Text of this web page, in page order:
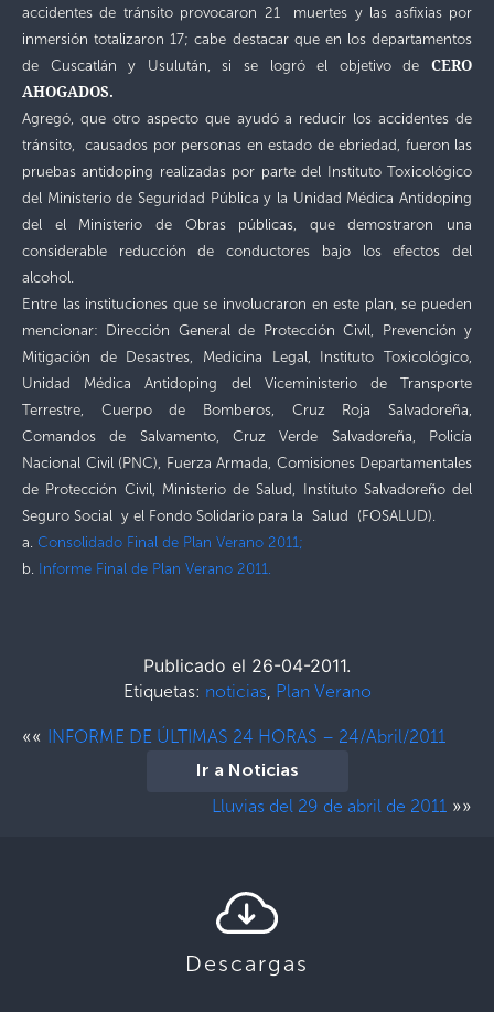
accidentes de tránsito provocaron 21 muertes y las asfixias por
inmersión totalizaron 17; cabe destacar que en los departamentos
de Cuscatlán y Usulután, si se logró el objetivo de CERO
AHOGADOS.
Agregó, que otro aspecto que ayudó a reducir los accidentes de
tránsito, causados por personas en estado de ebriedad, fueron las
pruebas antidoping realizadas por parte del Instituto Toxicológico
del Ministerio de Seguridad Pública y la Unidad Médica Antidoping
del el Ministerio de Obras públicas, que demostraron una
considerable reducción de conductores bajo los efectos del
alcohol.
Entre las instituciones que se involucraron en este plan, se pueden
mencionar: Dirección General de Protección Civil, Prevención y
Mitigación de Desastres, Medicina Legal, Instituto Toxicológico,
Unidad Médica Antidoping del Viceministerio de Transporte
Terrestre, Cuerpo de Bomberos, Cruz Roja Salvadoreña,
Comandos de Salvamento, Cruz Verde Salvadoreña, Policía
Nacional Civil (PNC), Fuerza Armada, Comisiones Departamentales
de Protección Civil, Ministerio de Salud, Instituto Salvadoreño del
Seguro Social y el Fondo Solidario para la Salud (FOSALUD).
a. Consolidado Final de Plan Verano 2011;
b. Informe Final de Plan Verano 2011.
Publicado el 26-04-2011.
Etiquetas: noticias, Plan Verano
«« INFORME DE ÚLTIMAS 24 HORAS – 24/Abril/2011
Ir a Noticias
Lluvias del 29 de abril de 2011 »»
Descargas